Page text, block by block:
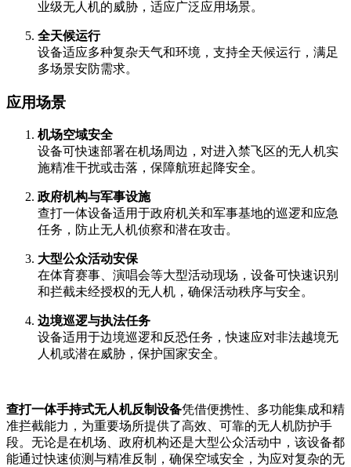
业级无人机的威胁，适应广泛应用场景。
全天候运行
设备适应多种复杂天气和环境，支持全天候运行，满足
多场景安防需求。
应用场景
机场空域安全
设备可快速部署在机场周边，对进入禁飞区的无人机实
施精准干扰或击落，保障航班起降安全。
政府机构与军事设施
查打一体设备适用于政府机关和军事基地的巡逻和应急
任务，防止无人机侦察和潜在攻击。
大型公众活动安保
在体育赛事、演唱会等大型活动现场，设备可快速识别
和拦截未经授权的无人机，确保活动秩序与安全。
边境巡逻与执法任务
设备适用于边境巡逻和反恐任务，快速应对非法越境无
人机或潜在威胁，保护国家安全。
查打一体手持式无人机反制设备凭借便携性、多功能集成和精
准拦截能力，为重要场所提供了高效、可靠的无人机防护手
段。无论是在机场、政府机构还是大型公众活动中，该设备都
能通过快速侦测与精准反制，确保空域安全，为应对复杂的无